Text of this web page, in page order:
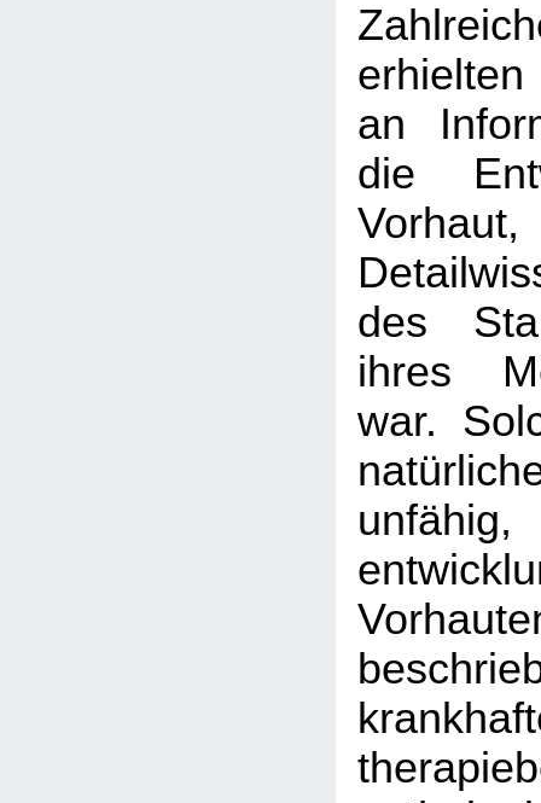
an
die
des
ihres
war.
unfähig,